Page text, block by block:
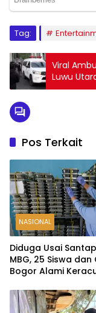
Tag:
Viral
Luwu
Pos Terkait
NASIONAL
Diduga Usai
MBG, 25 Siswa dan
Bogor Alami